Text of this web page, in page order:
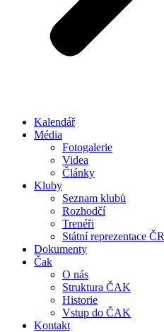
Kalendář
Média
Fotogalerie
Videa
Články
Kluby
Seznam klubů
Rozhodčí
Trenéři
Státní reprezentace ČR
Dokumenty
Čak
O nás
Struktura ČAK
Historie
Vstup do ČAK
Kontakt